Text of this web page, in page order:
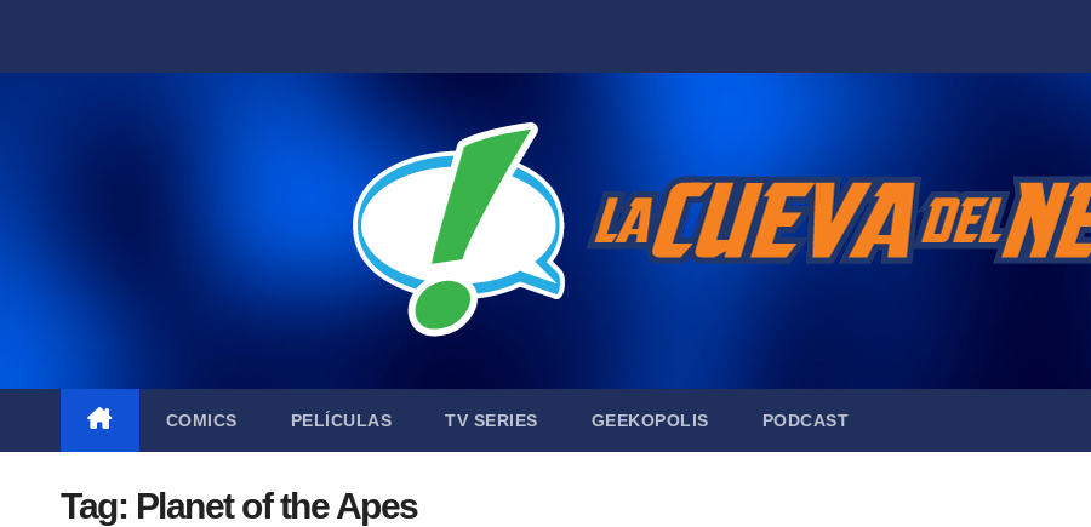
COMICS PELÍCULAS TV SERIES GEEKOPOLIS PODCAST
Tag: Planet of the Apes